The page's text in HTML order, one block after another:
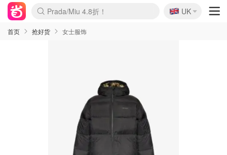
麦卢卡蜂蜜夏促！个位数！
Prada/Miu 4.8折！
啥？必胜客披萨5折！
🇬🇧
UK
首页 抢好货 女士服饰